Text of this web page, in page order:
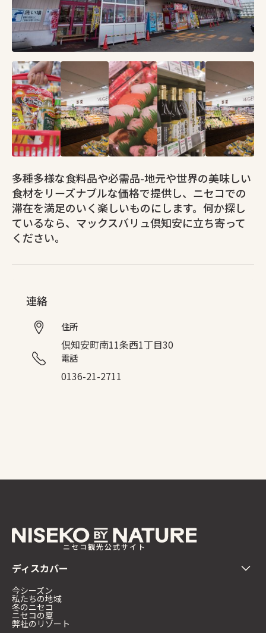
多種多様な食料品や必需品-地元や世界の美味しい
食材をリーズナブルな価格で提供し、ニセコでの
滞在を満足のいく楽しいものにします。何か探し
ているなら、マックスバリュ倶知安に立ち寄って
ください。
連絡
住所
倶知安町南11条西1丁目30
電話
0136-21-2711
ニセコ観光公式サイト
ディスカバー
今シーズン
私たちの地域
冬のニセコ
ニセコの夏
弊社のリゾート